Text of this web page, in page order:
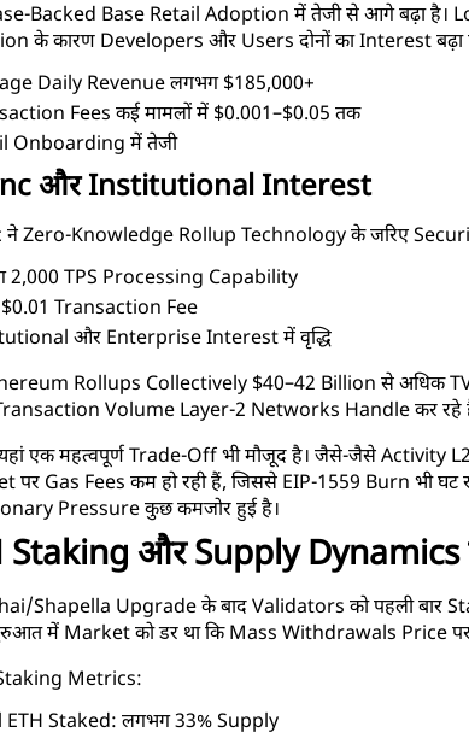
Backed Base Retail Adoption में तेजी से आगे बढ़ा है।
के कारण Developers और Users दोनों का Interest बढ़ा
Daily Revenue लगभग $185,000+
Fees कई मामलों में $0.001–$0.05 तक
Onboarding में तेजी
और Institutional Interest
ने Zero-Knowledge Rollup Technology के जरिए
2,000 TPS Processing Capability
$0.01 Transaction Fee
और Enterprise Interest में वृद्धि
Rollups Collectively $40–42 Billion से अधिक
Volume Layer-2 Networks Handle कर रहे
यहां एक महत्वपूर्ण Trade-Off भी मौजूद है। जैसे-जैसे Activity
पर Gas Fees कम हो रही हैं, जिससे EIP-1559 Burn भी घट
Pressure कुछ कमजोर हुई है।
Staking और Supply Dynamics
Shapella Upgrade के बाद Validators को पहली बार
में Market को डर था कि Mass Withdrawals Price
Staking Metrics:
ETH Staked: लगभग 33% Supply